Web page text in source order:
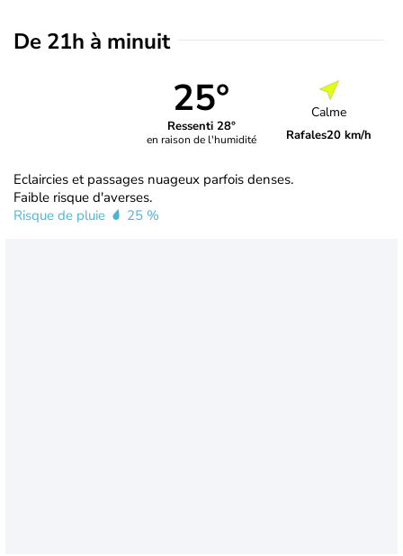
De 21h à minuit
25°
Ressenti 28°
en raison de l'humidité
Calme
Rafales20 km/h
Eclaircies et passages nuageux parfois denses.
Faible risque d'averses.
Risque de pluie
25 %